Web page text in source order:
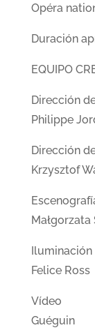
Opéra
Duración
EQUIPO
Philippe
Krzysztof
Małgorzata
Felice Ross
Guéguin